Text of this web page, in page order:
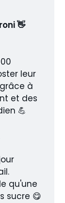
👋
leur
à
et des
💪
qu'une
sucre 😋